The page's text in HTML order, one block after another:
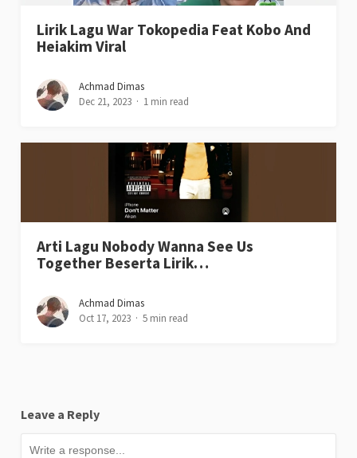
Lirik Lagu War Tokopedia Feat Kobo And
Heiakim Viral
Achmad Dimas
Dec 21, 2023
1 min read
Arti Lagu Nobody Wanna See Us
Together Beserta Lirik…
Achmad Dimas
Oct 17, 2023
5 min read
Leave a Reply